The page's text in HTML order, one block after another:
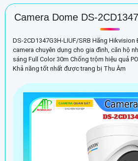
Camera Dome DS-
DS-2CD1347G3H-LIUF/SRB Hãng Hikvision
camera chuyên dụng cho gia đình, căn hộ
sáng Full Color 30m Chống trộm hiệu quả
Khả năng tốt nhất được trang bị Thu Âm